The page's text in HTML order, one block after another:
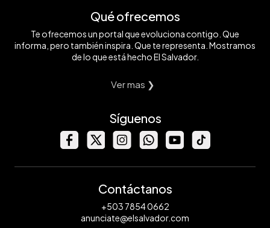
Qué ofrecemos
Te ofrecemos un portal que evoluciona contigo. Que
informa, pero también inspira. Que te representa. Mostramos
de lo que está hecho El Salvador.
Ver mas ❯
Síguenos
Contáctanos
+503 7854 0662
anunciate@elsalvador.com